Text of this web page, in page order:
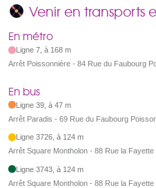
Venir en transports
En métro
Ligne 7, à 168 m
Arrêt Poissonnière - 84 Rue du Faubourg
En bus
Ligne 39, à 47 m
Arrêt Paradis - 69 Rue du Faubourg
Ligne 3726, à 124 m
Arrêt Square Montholon - 88 Rue la Fayette
Ligne 3743, à 124 m
Arrêt Square Montholon - 88 Rue la Fayette